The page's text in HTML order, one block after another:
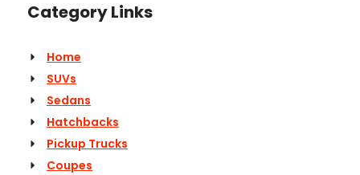
Category Links
Home
SUVs
Sedans
Hatchbacks
Pickup Trucks
Coupes